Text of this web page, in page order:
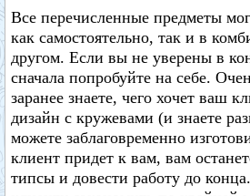
Все перечисленные предметы
как самостоятельно, так и в
другом. Если вы не уверены в
сначала попробуйте на себе.
заранее знаете, чего хочет ваш
дизайн с кружевами (и знаете
можете заблаговременно
клиент придет к вам, вам
типсы и довести работу до